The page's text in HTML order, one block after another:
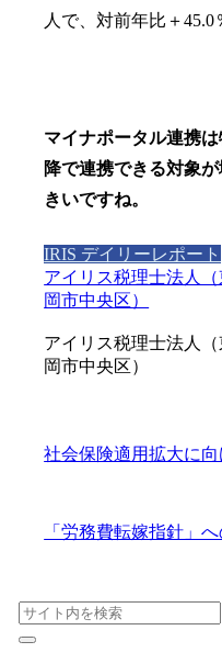
人で、対前年比＋45.0
マイナポータル連携
降で連携できる対象
きいですね。
IRIS デイリーレポート
アイリス税理士法人
岡市中央区）
アイリス税理士法人
岡市中央区）
社会保険適用拡大に向
「労務費転嫁指針」